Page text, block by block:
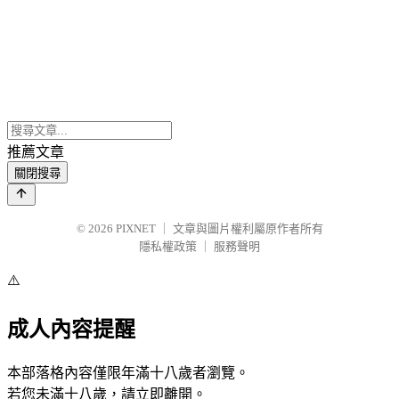
推薦文章
關閉搜尋
© 2026 PIXNET
文章與圖片權利屬原作者所有
隱私權政策
服務聲明
⚠️
成人內容提醒
本部落格內容僅限年滿十八歲者瀏覽。
若您未滿十八歲，請立即離開。